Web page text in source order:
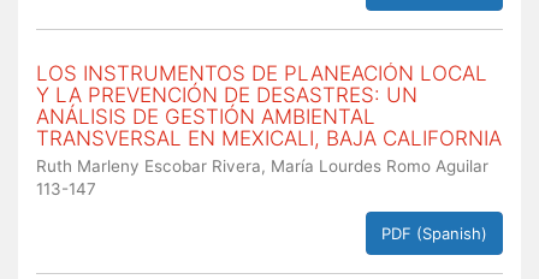
LOS INSTRUMENTOS DE PLANEACIÓN LOCAL
Y LA PREVENCIÓN DE DESASTRES: UN
ANÁLISIS DE GESTIÓN AMBIENTAL
TRANSVERSAL EN MEXICALI, BAJA CALIFORNIA
Ruth Marleny Escobar Rivera, María Lourdes Romo Aguilar
113-147
PDF (Spanish)